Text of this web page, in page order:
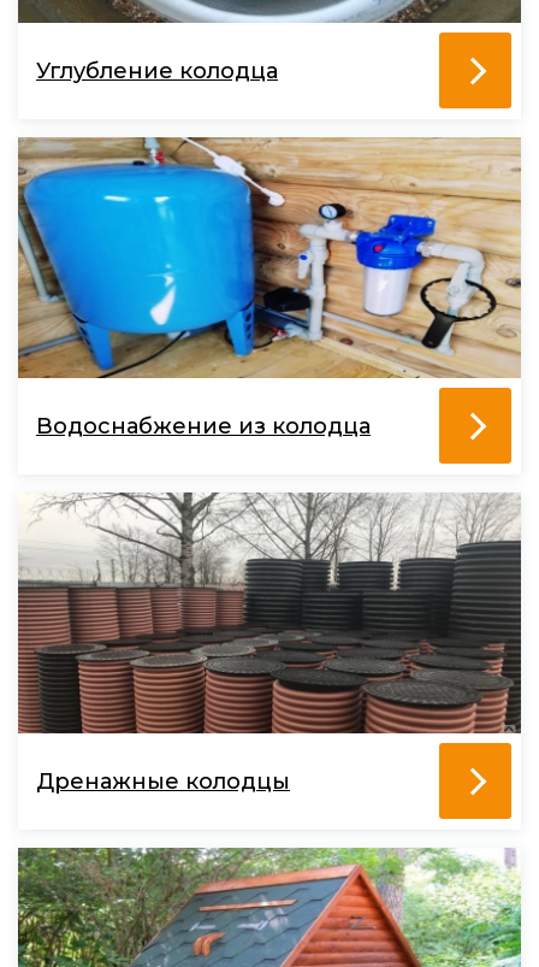
Углубление колодца
Водоснабжение из колодца
Дренажные колодцы